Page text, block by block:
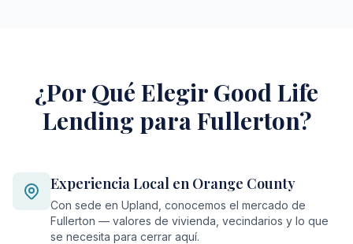
¿Por Qué Elegir Good Life
Lending para Fullerton?
Experiencia Local en Orange County
Con sede en Upland, conocemos el mercado de
Fullerton — valores de vivienda, vecindarios y lo que
se necesita para cerrar aquí.